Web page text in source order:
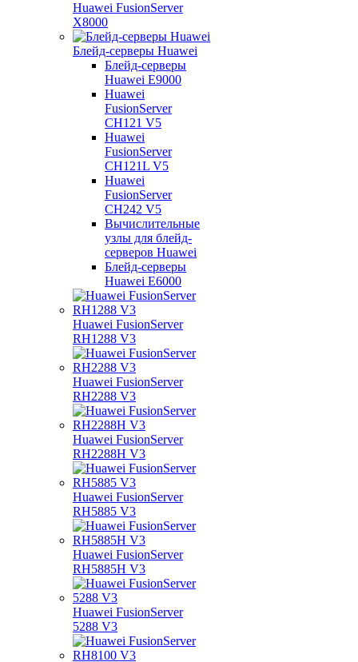
Huawei FusionServer
X8000
Блейд-серверы Huawei
Блейд-серверы
Huawei E9000
Huawei
FusionServer
CH121 V5
Huawei
FusionServer
CH121L V5
Huawei
FusionServer
CH242 V5
Вычислительные
узлы для блейд-
серверов Huawei
Блейд-серверы
Huawei E6000
Huawei FusionServer
RH1288 V3
Huawei FusionServer
RH2288 V3
Huawei FusionServer
RH2288H V3
Huawei FusionServer
RH5885 V3
Huawei FusionServer
RH5885H V3
Huawei FusionServer
5288 V3